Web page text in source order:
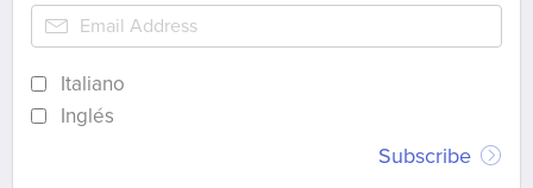
Italiano
Inglés
Subscribe